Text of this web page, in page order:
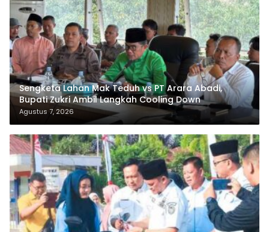
Sengketa Lahan Mak Teduh vs PT Arara Abadi,
Bupati Zukri Ambil Langkah Cooling Down
Agustus 7, 2026